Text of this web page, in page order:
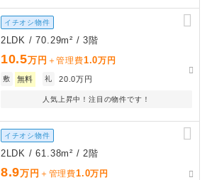
イチオシ物件
2LDK / 70.29m² / 3階
10.5万円 ＋管理費1.0万円
敷 無料 礼 20.0万円
人気上昇中！注目の物件です！
イチオシ物件
2LDK / 61.38m² / 2階
8.9万円 ＋管理費1.0万円